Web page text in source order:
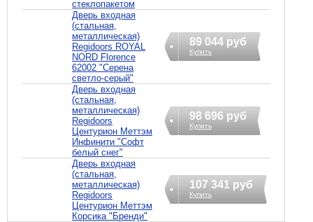
стеклопакетом
Дверь входная
(стальная,
металлическая)
Regidoors ROYAL
NORD Florence
62002 "Серена
светло-серый"
89 044 руб
Купить
Дверь входная
(стальная,
металлическая)
Regidoors
Центурион Меттэм
Инфинити "Софт
белый снег"
98 696 руб
Купить
Дверь входная
(стальная,
металлическая)
Regidoors
Центурион Меттэм
Корсика "Бренди"
107 341 руб
Купить